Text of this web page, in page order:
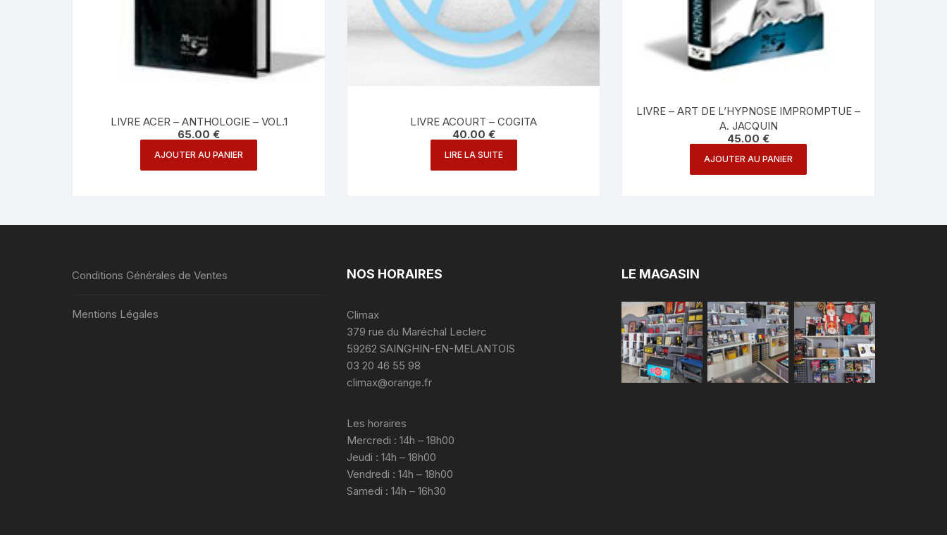
LIVRE ACER – ANTHOLOGIE – VOL.1
65.00 €
AJOUTER AU PANIER
LIVRE ACOURT – COGITA
40.00 €
LIRE LA SUITE
LIVRE – ART DE L’HYPNOSE IMPROMPTUE –
A. JACQUIN
45.00 €
AJOUTER AU PANIER
Conditions Générales de Ventes
Mentions Légales
NOS HORAIRES
Climax
379 rue du Maréchal Leclerc
59262 SAINGHIN-EN-MELANTOIS
03 20 46 55 98
climax@orange.fr
Les horaires
Mercredi : 14h – 18h00
Jeudi : 14h – 18h00
Vendredi : 14h – 18h00
Samedi : 14h – 16h30
LE MAGASIN